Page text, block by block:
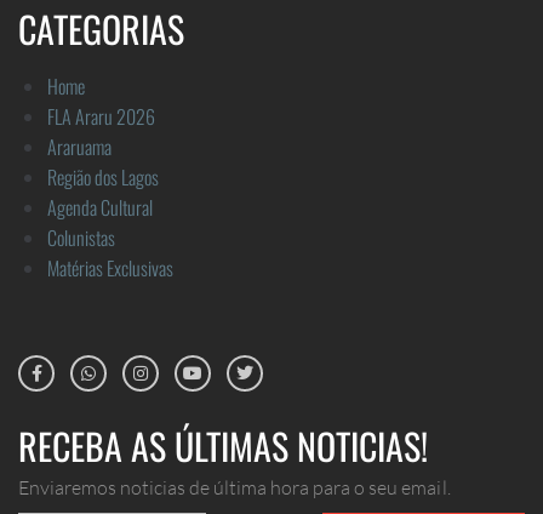
CATEGORIAS
Home
FLA Araru 2026
Araruama
Região dos Lagos
Agenda Cultural
Colunistas
Matérias Exclusivas
RECEBA AS ÚLTIMAS NOTICIAS!
Enviaremos noticias de última hora para o seu email.